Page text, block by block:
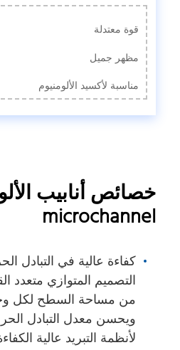
قوة معتدلة
مظهر جميل
مناسبة لأكسيد الألومنيوم
خصائص أنابيب
microchannel
كفاءة عالية في التبادل
التصميم المتوازي متعدد
من مساحة السطح لكل
ويحسن معدل التبادل
لأنظمة التبريد عالية